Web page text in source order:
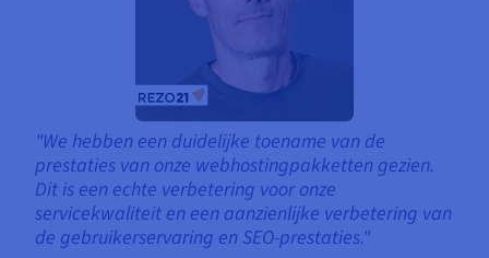
"We hebben een duidelijke toename van de
prestaties van onze webhostingpakketten gezien.
Dit is een echte verbetering voor onze
servicekwaliteit en een aanzienlijke verbetering van
de gebruikerservaring en SEO-prestaties."